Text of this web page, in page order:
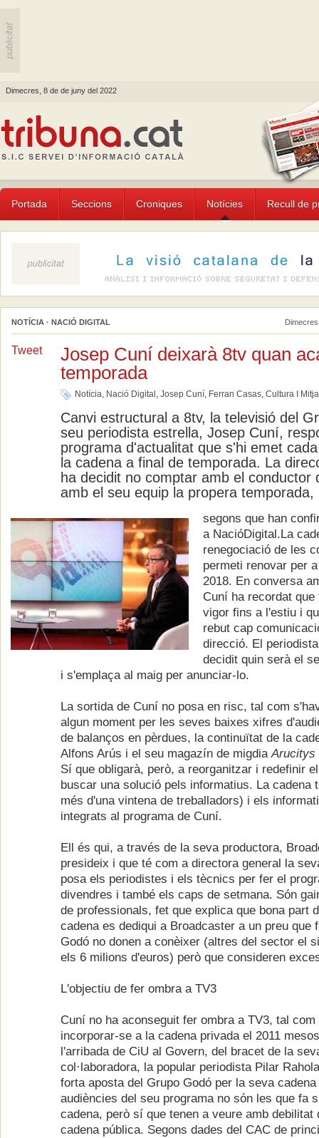
Dimecres, 8 de de juny del 2022
Portada Seccions Croniques Notícies Recull de
NOTÍCIA · NACIÓ DIGITAL
Tweet
Josep Cuní deixarà 8tv quan
temporada
Notícia, Nació Digital , Josep Cuní, Ferran Casas, Cultura I
Canvi estructural a 8tv, la televisió del
seu periodista estrella, Josep Cuní,
programa d'actualitat que s'hi emet
la cadena a final de temporada. La
ha decidit no comptar amb el conductor
amb el seu equip la propera temporada,
segons que han
a NacióDigital.La
renegociació de les
permeti renovar per
2018. En conversa
Cuní ha recordat
vigor fins a l'estiu i
rebut cap
direcció. El
decidit quin serà el
i s'emplaça al maig per anunciar-lo.
La sortida de Cuní no posa en risc, tal com
algun moment per les seves baixes xifres
de balanços en pèrdues, la continuïtat de la
Alfons Arús i el seu magazín de migdiaArucitys
Sí que obligarà, però, a reorganitzar i redefinir
buscar una solució pels informatius. La cadena
més d'una vintena de treballadors) i els
integrats al programa de Cuní.
Ell és qui, a través de la seva productora,
presideix i que té com a directora general la
posa els periodistes i els tècnics per fer el
divendres i també els caps de setmana. Són
de professionals, fet que explica que bona part
cadena es dediqui a Broadcaster a un preu que
Godó no donen a conèixer (altres del sector el
els 6 milions d'euros) però que consideren
L'objectiu de fer ombra a TV3
Cuní no ha aconseguit fer ombra a TV3, tal com
incorporar-se a la cadena privada el 2011
l'arribada de CiU al Govern, del bracet de la
col·laboradora, la popular periodista Pilar
forta aposta del Grupo Godó per la seva
audiències del seu programa no són les que fa
cadena, però sí que tenen a veure amb debilitat
cadena pública. Segons dades del CAC de